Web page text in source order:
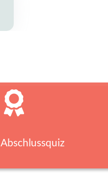
Abschlussquiz